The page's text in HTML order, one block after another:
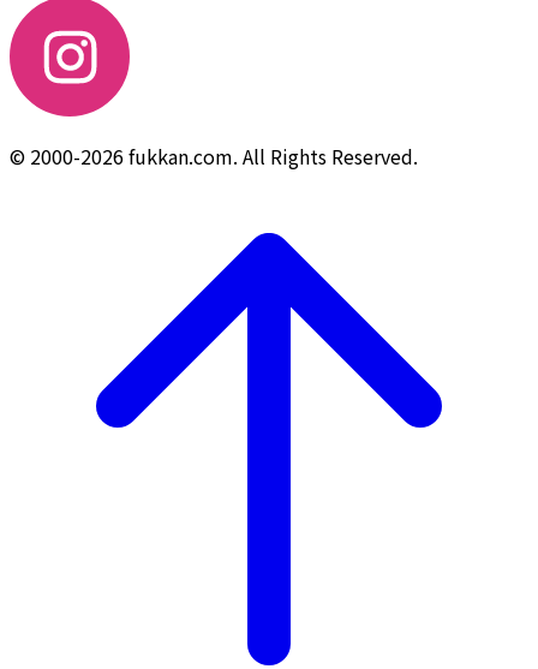
© 2000-2026 fukkan.com. All Rights Reserved.